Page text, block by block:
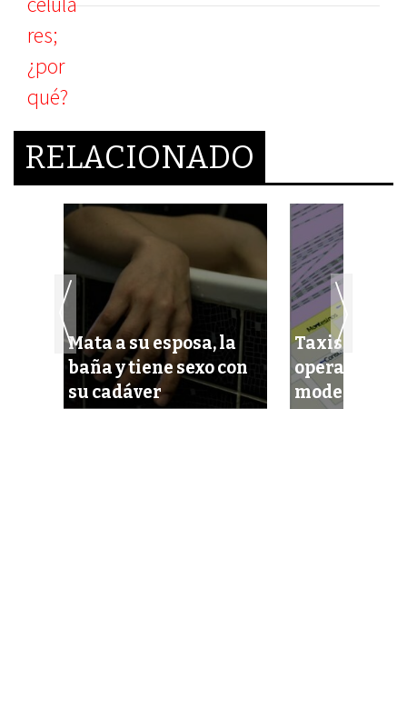
RELACIONADO
Mata a su esposa, la
baña y tiene sexo con
su cadáver
Taxis de
operarían
moderna